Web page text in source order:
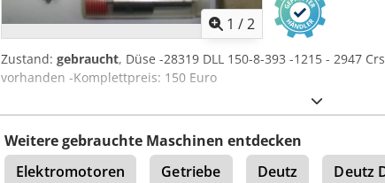
1 /2
Zustand: gebraucht, Düse -28319 DLL 150-8-393 -1215 - 2947
vorhanden -Komplettpreis: 150 Euro
Weitere gebrauchte Maschinen entdecken
Elektromotoren
Getriebe Deutz Deutz